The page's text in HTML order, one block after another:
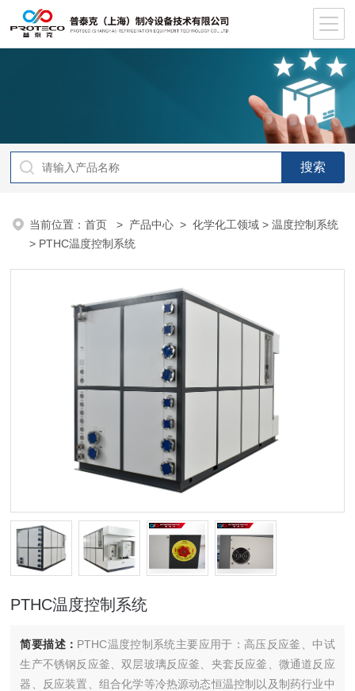
当前位置：首页 > 产品中心 >化学化工领域 >温度控制系统
> PTHC温度控制系统
PTHC温度控制系统
简要描述： PTHC温度控制系统主要应用于：高压反应釜、中试
生产不锈钢反应釜、双层玻璃反应釜、夹套反应釜、微通道反应
器、反应装置、组合化学等冷热源动态恒温控制以及制药行业中